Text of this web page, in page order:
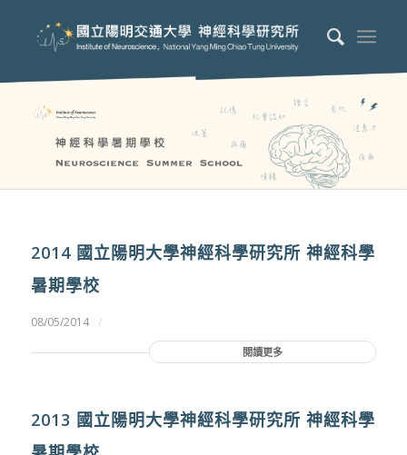
2014 國立陽明大學神經科學研究所 神經科學
暑期學校
08/05/2014 /
閱讀更多
2013 國立陽明大學神經科學研究所 神經科學